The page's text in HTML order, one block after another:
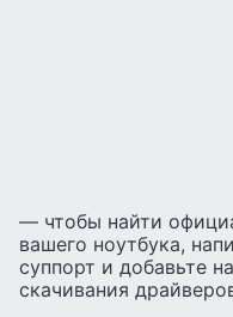
— чтобы найти
вашего ноутбука,
суппорт и добавьте
скачивания